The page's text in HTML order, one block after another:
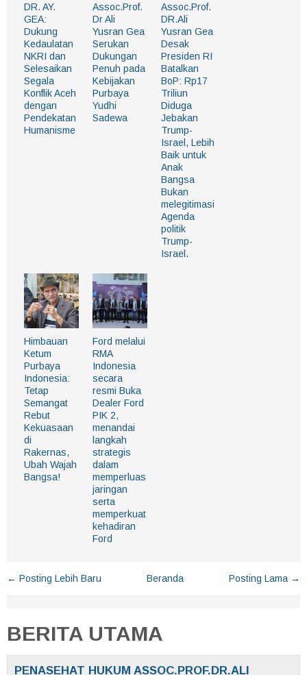
DR. AY.
GEA:
Dukung
Kedaulatan
NKRI dan
Selesaikan
Segala
Konflik Aceh
dengan
Pendekatan
Humanisme
Assoc.Prof.
Dr Ali
Yusran Gea
Serukan
Dukungan
Penuh pada
Kebijakan
Purbaya
Yudhi
Sadewa
Assoc.Prof.
DR.Ali
Yusran Gea
Desak
Presiden RI
Batalkan
BoP: Rp17
Triliun
Diduga
Jebakan
Trump-
Israel, Lebih
Baik untuk
Anak
Bangsa
Bukan
melegitimasi
Agenda
politik
Trump-
Israel.
Himbauan
Ketum
Purbaya
Indonesia:
Tetap
Semangat
Rebut
Kekuasaan
di
Rakernas,
Ubah Wajah
Bangsa!
Ford melalui
RMA
Indonesia
secara
resmi Buka
Dealer Ford
PIK 2,
menandai
langkah
strategis
dalam
memperluas
jaringan
serta
memperkuat
kehadiran
Ford
← Posting Lebih Baru Posting Lama →
Beranda
BERITA UTAMA
PENASEHAT HUKUM ASSOC.PROF.DR.ALI